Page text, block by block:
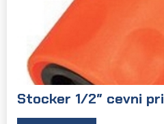
Stocker 1/2″ cevni